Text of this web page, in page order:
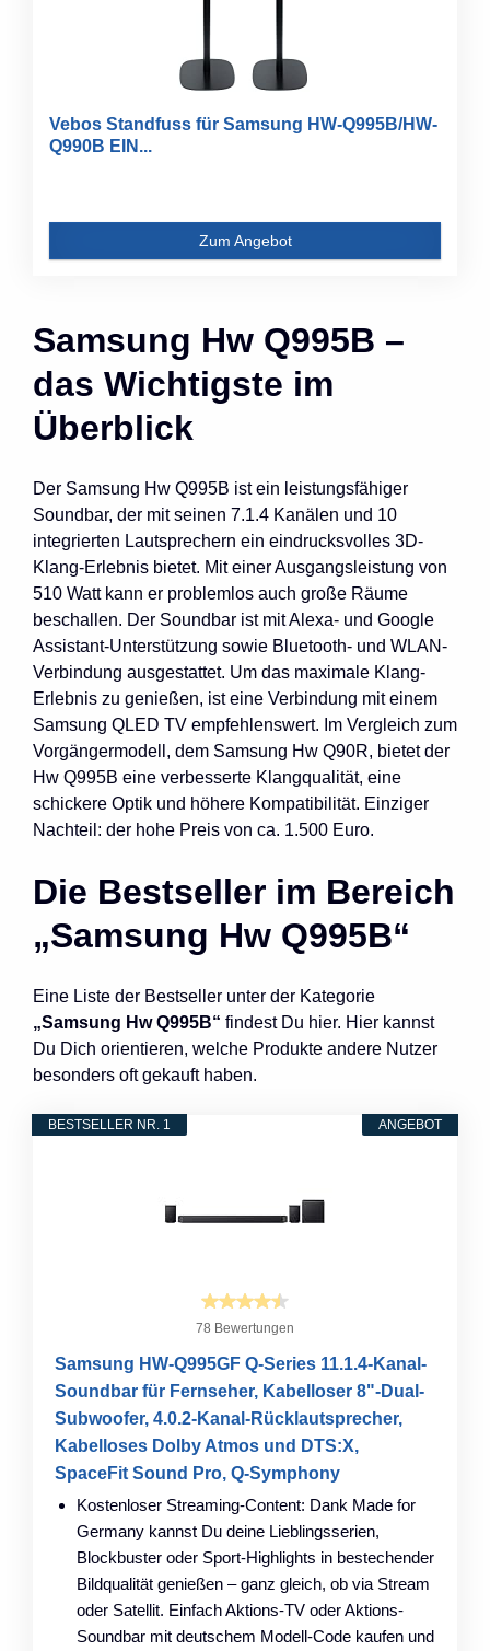
Vebos Standfuss für Samsung HW-Q995B/HW-
Q990B EIN...
Zum Angebot
Samsung Hw Q995B –
das Wichtigste im
Überblick
Der Samsung Hw Q995B ist ein leistungsfähiger
Soundbar, der mit seinen 7.1.4 Kanälen und 10
integrierten Lautsprechern ein eindrucksvolles 3D-
Klang-Erlebnis bietet. Mit einer Ausgangsleistung von
510 Watt kann er problemlos auch große Räume
beschallen. Der Soundbar ist mit Alexa- und Google
Assistant-Unterstützung sowie Bluetooth- und WLAN-
Verbindung ausgestattet. Um das maximale Klang-
Erlebnis zu genießen, ist eine Verbindung mit einem
Samsung QLED TV empfehlenswert. Im Vergleich zum
Vorgängermodell, dem Samsung Hw Q90R, bietet der
Hw Q995B eine verbesserte Klangqualität, eine
schickere Optik und höhere Kompatibilität. Einziger
Nachteil: der hohe Preis von ca. 1.500 Euro.
Die Bestseller im Bereich
„Samsung Hw Q995B“
Eine Liste der Bestseller unter der Kategorie
„Samsung Hw Q995B“ findest Du hier. Hier kannst
Du Dich orientieren, welche Produkte andere Nutzer
besonders oft gekauft haben.
ANGEBOT
BESTSELLER NR. 1
78 Bewertungen
Samsung HW-Q995GF Q-Series 11.1.4-Kanal-
Soundbar für Fernseher, Kabelloser 8"-Dual-
Subwoofer, 4.0.2-Kanal-Rücklautsprecher,
Kabelloses Dolby Atmos und DTS:X,
SpaceFit Sound Pro, Q-Symphony
Kostenloser Streaming-Content: Dank Made for
Germany kannst Du deine Lieblingsserien,
Blockbuster oder Sport-Highlights in bestechender
Bildqualität genießen – ganz gleich, ob via Stream
oder Satellit. Einfach Aktions-TV oder Aktions-
Soundbar mit deutschem Modell-Code kaufen und